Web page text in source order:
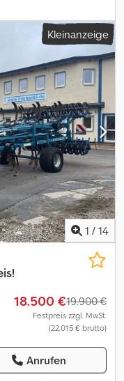
hydraulisch
Kleinanzeige
1 / 14
18.500 €19.900 €
Festpreis zzgl. MwSt.
(22.015 € brutto)
Anrufen